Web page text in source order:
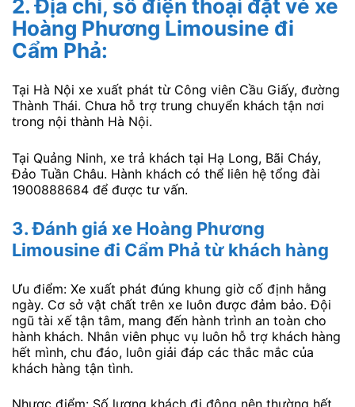
2. Địa chỉ, số điện thoại đặt vé xe
Hoàng Phương Limousine đi
Cẩm Phả:
Tại Hà Nội xe xuất phát từ Công viên Cầu Giấy, đường
Thành Thái. Chưa hỗ trợ trung chuyển khách tận nơi
trong nội thành Hà Nội.
Tại Quảng Ninh, xe trả khách tại Hạ Long, Bãi Cháy,
Đảo Tuần Châu. Hành khách có thể liên hệ tổng đài
1900888684 để được tư vấn.
3. Đánh giá xe Hoàng Phương
Limousine đi Cẩm Phả từ khách hàng
Ưu điểm: Xe xuất phát đúng khung giờ cố định hằng
ngày. Cơ sở vật chất trên xe luôn được đảm bảo. Đội
ngũ tài xế tận tâm, mang đến hành trình an toàn cho
hành khách. Nhân viên phục vụ luôn hỗ trợ khách hàng
hết mình, chu đáo, luôn giải đáp các thắc mắc của
khách hàng tận tình.